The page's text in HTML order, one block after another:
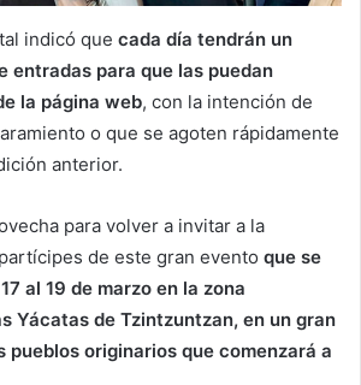
indicó que cada día tendrán un
entradas para que las puedan
la página web, con la intención de
o que se agoten rápidamente
anterior.
para volver a invitar a la
de este gran evento que se
al 19 de marzo en la zona
Yácatas de Tzintzuntzan, en un gran
pueblos originarios que comenzará a